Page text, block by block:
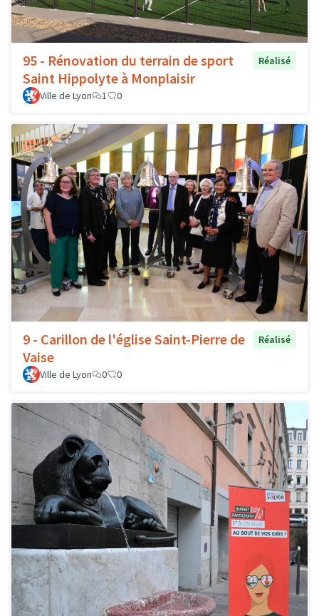
95 - Rénovation du terrain de sport
Saint Hippolyte à Monplaisir
Réalisé
Ville de Lyon 1 0
9 - Carillon de l'église Saint-Pierre de
Vaise
Réalisé
Ville de Lyon 0 0